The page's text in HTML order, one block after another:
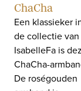
ChaCha
Een klassieker
de collectie van
IsabelleFa is
ChaCha-
De roségouden